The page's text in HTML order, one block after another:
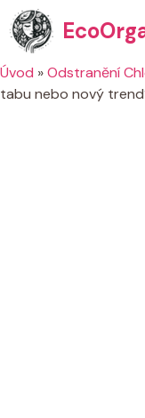
Přeskočit
na
obsah
Úvod »Odstranění
tabu nebo nový